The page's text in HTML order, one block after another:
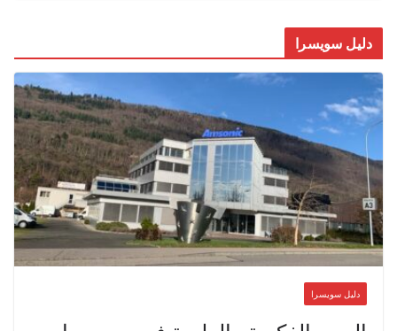
دليل سويسرا
دليل سويسرا